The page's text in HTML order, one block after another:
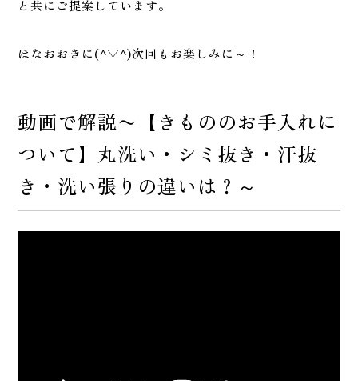
と共にご提案しています。
ほなおおきに(^▽^)次回もお楽しみに～！
動画で解説〜【きもののお手入れに
ついて】丸洗い・シミ抜き・汗抜
き・洗い張りの違いは？～